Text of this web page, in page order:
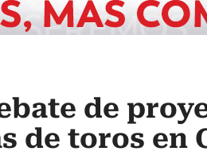
de
de toros en